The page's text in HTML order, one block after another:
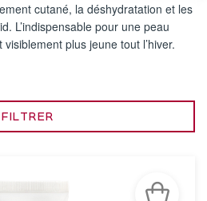
cutané, la déshydratation et les
L’indispensable pour une peau
plus jeune tout l’hiver.
FILTRER